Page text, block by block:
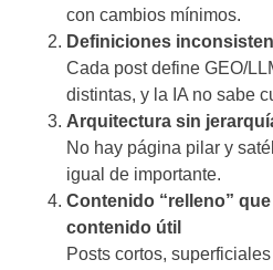
con cambios mínimos.
Definiciones
Cada post define GEO/
distintas, y la IA no sabe
Arquitectura sin
No hay página pilar y
igual de importante.
Contenido “relleno”
contenido útil
Posts cortos,